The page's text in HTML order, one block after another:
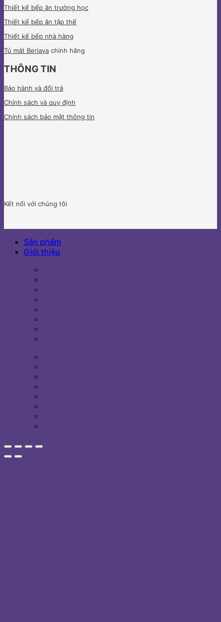
Thiết kế bếp ăn trường học
Thiết kế bếp ăn tập thể
Thiết kế bếp nhà hàng
Tủ mát Berjaya chính hãng
THÔNG TIN
Bảo hành và đổi trả
Chính sách và quy định
Chính sách bảo mật thông tin
Kết nối với chúng tôi
Sản phẩm
Giới thiệu